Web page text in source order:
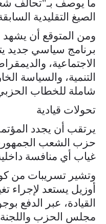
ما يوصف بـ"تحالف
الصيغ التقليدية
ومن المتوقع أن
برنامج سياسي جديد
الاجتماعية،
التنمية، والسياسة
شاملة للخطاب الحزبي
تحولات قيادية
حزب الشعب
غياب أي منافسة
وتشير تسريبات من
أوزيل يستعد لإجراء
القيادة، عبر الدفع
مجلس الحزب واللجنة